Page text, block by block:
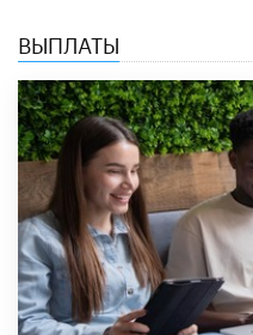
ВЫПЛАТЫ